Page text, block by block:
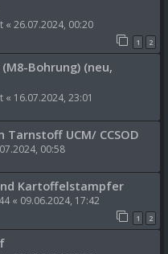
« 26.07.2024, 00:20
1 2
Bohrung) (neu,
« 16.07.2024, 23:01
UCM/ CCSOD
00:58
Kartoffelstampfer
« 09.06.2024, 17:42
1 2